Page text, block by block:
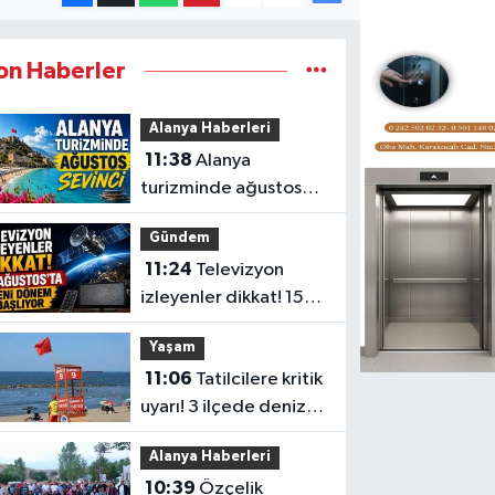
Haberler
Alanya Haberleri
11:38 Alanya
turizminde ağustos
sevinci
Gündem
11:24
izleyenler dikkat! 15
Ağustos’ta yeni
dönem başlıyor
Yaşam
11:06
uyarı! 3 ilçede denize
girmek yasaklandı
Alanya Haberleri
10:39